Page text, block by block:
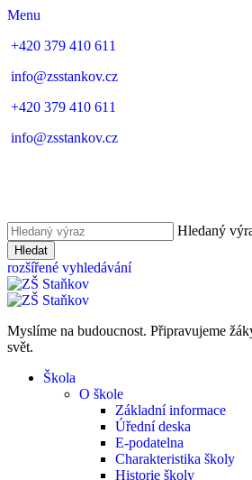
Menu
+420 379 410 611
info@zsstankov.cz
+420 379 410 611
info@zsstankov.cz
Hledaný
Hledat
rozšířené vyhledávání
Myslíme na budoucnost. Připravujeme
svět.
Škola
O škole
Základní informace
Úřední deska
E-podatelna
Charakteristika školy
Historie školy